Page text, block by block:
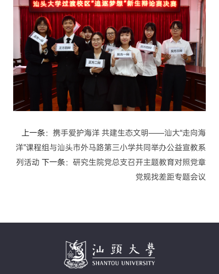
上一条： 携手爱护海洋 共建生态文明——汕大“走向海
洋”课程组与汕头市外马路第三小学共同举办公益宣教系
列活动 下一条： 研究生院党总支召开主题教育对照党章
党规找差距专题会议